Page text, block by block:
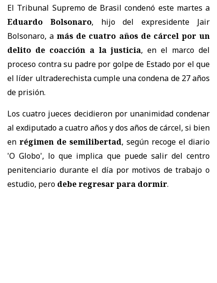
El Tribunal Supremo de Brasil condenó este martes a
Eduardo Bolsonaro, hijo del expresidente Jair
Bolsonaro, amás de cuatro años de cárcel por un
delito de coacción a la justicia, en el marco del
proceso contra su padre por golpe de Estado por el que
el líder ultraderechista cumple una condena de 27 años
de prisión.
Los cuatro jueces decidieron por unanimidad condenar
al exdiputado a cuatro años y dos años de cárcel, si bien
en régimen de semilibertad, según recoge el diario
'O Globo', lo que implica que puede salir del centro
penitenciario durante el día por motivos de trabajo o
estudio, pero debe regresar para dormir.